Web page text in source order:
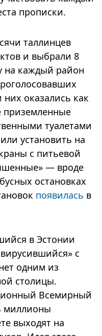
прописки.
таллинцев
и выбрали 8
на каждый район
оказались как
приземленные
туалетами
установить на
с питьевой
— вроде
остановках
появилась в
в Эстонии
с
одним из
столицы.
Всемирный
миллионы
выходят на